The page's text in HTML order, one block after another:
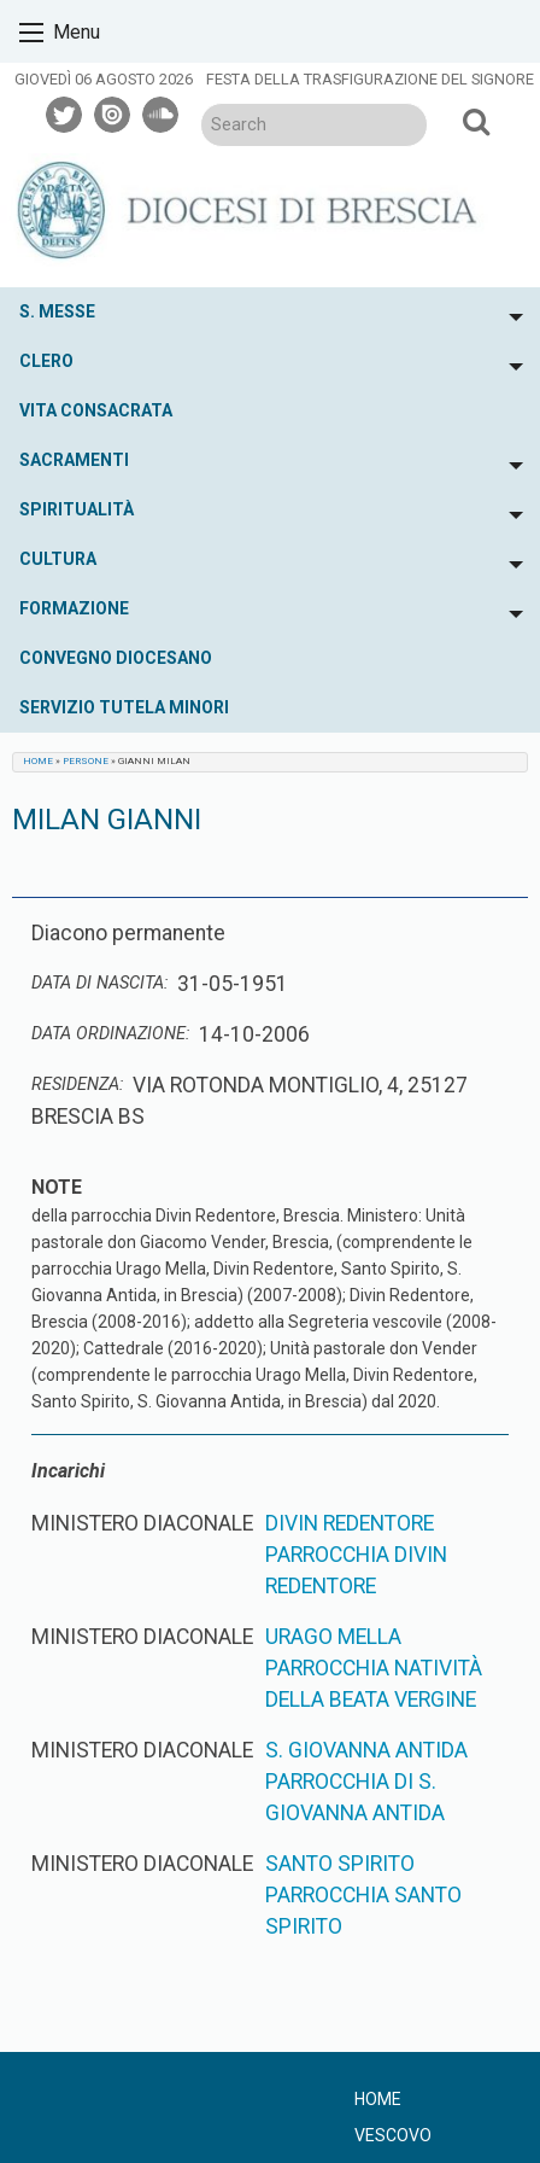
content
Menu
GIOVEDÌ 06 AGOSTO 2026 FESTA DELLA TRASFIGURAZIONE DEL SIGNORE
twitterissuusoundcloud
S. MESSE
CLERO
VITA CONSACRATA
SACRAMENTI
SPIRITUALITÀ
CULTURA
FORMAZIONE
CONVEGNO DIOCESANO
SERVIZIO TUTELA MINORI
HOME » PERSONE » GIANNI MILAN
MILAN GIANNI
Diacono permanente
DATA DI NASCITA: 31-05-1951
DATA ORDINAZIONE: 14-10-2006
RESIDENZA: VIA ROTONDA MONTIGLIO, 4, 25127
BRESCIA BS
della parrocchia Divin Redentore, Brescia. Ministero: Unità
pastorale don Giacomo Vender, Brescia, (comprendente le
parrocchia Urago Mella, Divin Redentore, Santo Spirito, S.
Giovanna Antida, in Brescia) (2007-2008); Divin Redentore,
Brescia (2008-2016); addetto alla Segreteria vescovile (2008-
2020); Cattedrale (2016-2020); Unità pastorale don Vender
(comprendente le parrocchia Urago Mella, Divin Redentore,
Santo Spirito, S. Giovanna Antida, in Brescia) dal 2020.
Incarichi
MINISTERO DIACONALE DIVIN REDENTORE
PARROCCHIA DIVIN
REDENTORE
MINISTERO DIACONALE URAGO MELLA
PARROCCHIA NATIVITÀ
DELLA BEATA VERGINE
MINISTERO DIACONALE S. GIOVANNA ANTIDA
PARROCCHIA DI S.
GIOVANNA ANTIDA
MINISTERO DIACONALE SANTO SPIRITO
PARROCCHIA SANTO
SPIRITO
HOME
VESCOVO